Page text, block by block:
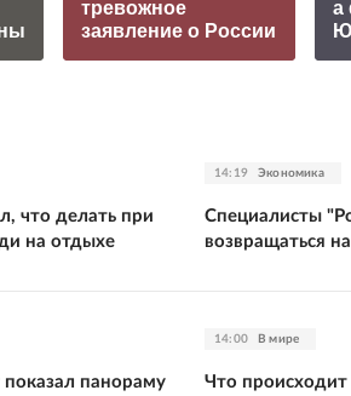
тревожное
заявление о России
а
что делать при
на отдыхе
14:19 Экономика
Специалисты
возвращаться
показал панораму
14:00 В мире
Что